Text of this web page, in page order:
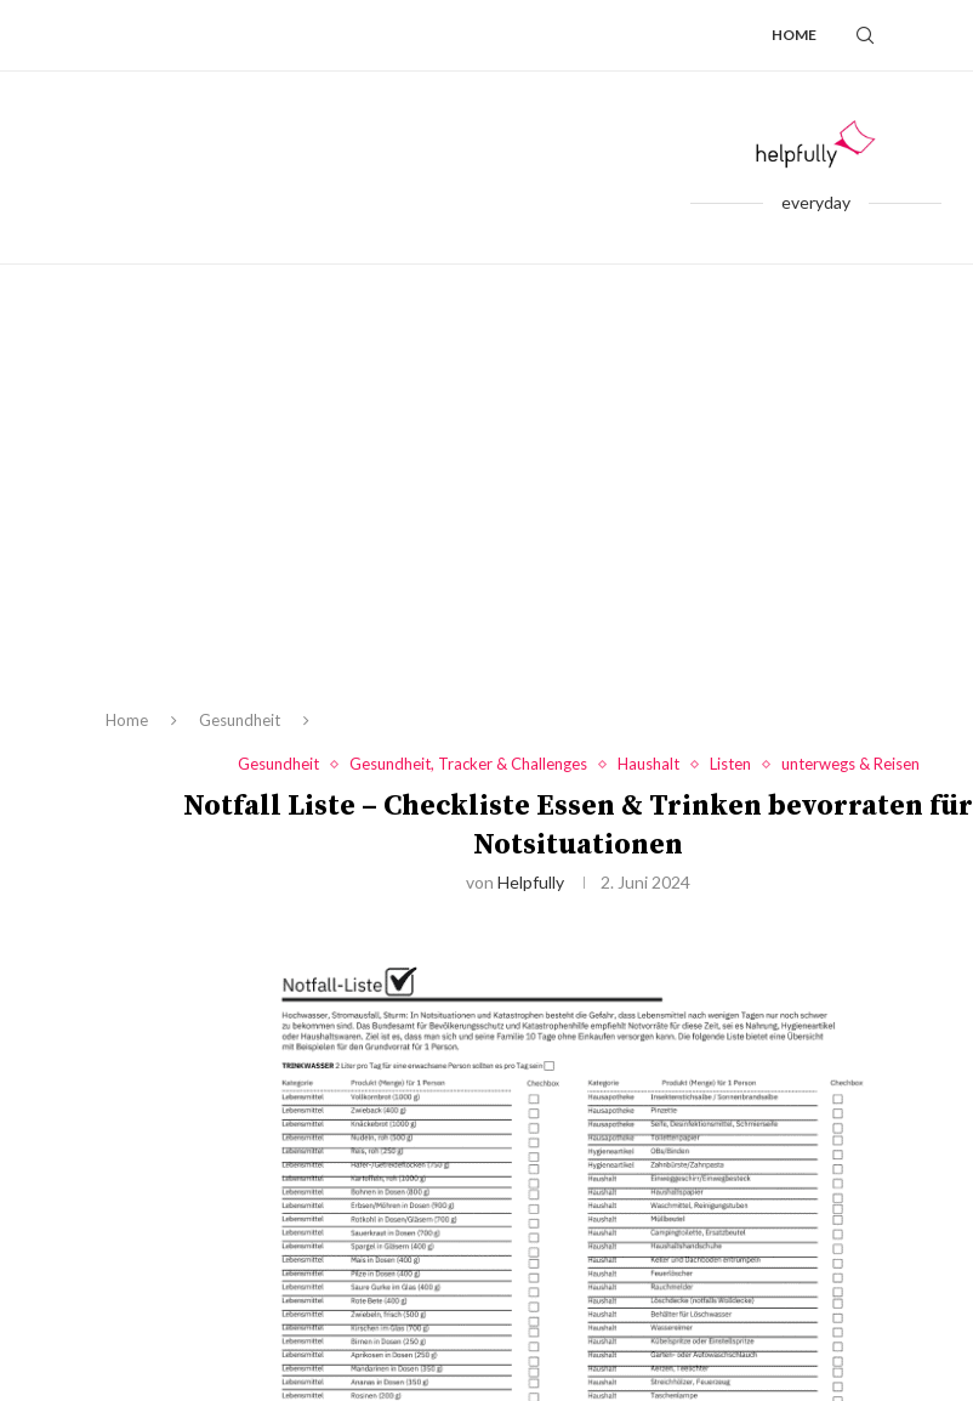
HOME
everyday
Home Gesundheit
Gesundheit Gesundheit, Tracker & Challenges Haushalt Listen unterwegs & Reisen
Notfall Liste – Checkliste Essen & Trinken bevorraten für
Notsituationen
vonHelpfully 2. Juni 2024